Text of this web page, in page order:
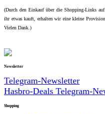
(Durch den Einkauf über die Shopping-Links
ihr etwas kauft, erhalten wir eine kleine
Vielen Dank.)
Newsletter
Telegram-Newsletter
Hasbro-Deals Telegram-
Shopping